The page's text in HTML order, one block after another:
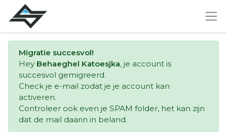
Migratie succesvol!
Hey Behaeghel Katoesjka, je account is
succesvol gemigreerd.
Check je e-mail zodat je je account kan
activeren.
Controleer ook even je SPAM folder, het kan zijn
dat de mail daarin in beland.